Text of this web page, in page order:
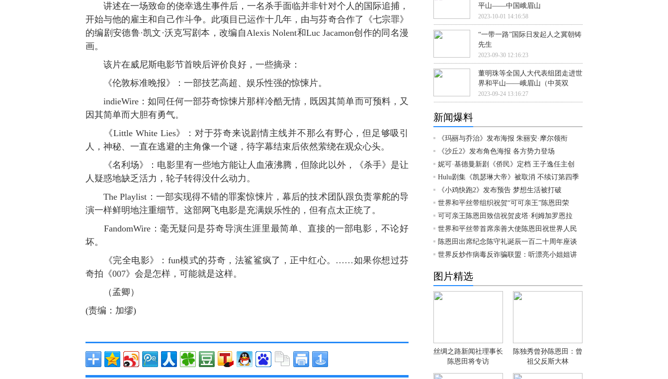
讲述在一场致命的侥幸逃生事件后，一名杀手面临并非针对个人的国际追捕，
开始与他的雇主和自己作斗争。此项目已运作十几年，由与芬奇合作了《七宗罪》
的编剧安德鲁·凯文·沃克写剧本，改编自Alexis Nolent和Luc Jacamon创作的同名漫
画。
该片在威尼斯电影节首映后评价良好，一些摘录：
《伦敦标准晚报》：一部技艺高超、娱乐性强的惊悚片。
indieWire：如同任何一部芬奇惊悚片那样冷酷无情，既因其简单而可预料，又
因其简单而大胆有勇气。
《Little White Lies》：对于芬奇来说剧情主线并不那么有野心，但足够吸引
人，神秘、一直在逃避的主角像一个谜，待字幕结束后依然萦绕在观众心头。
《名利场》：电影里有一些地方能让人血液沸腾，但除此以外，《杀手》是让
人疑惑地缺乏活力，轮子转得没什么动力。
The Playlist：一部实现得不错的罪案惊悚片，幕后的技术团队跟负责掌舵的导
演一样鲜明地注重细节。这部网飞电影是充满娱乐性的，但有点太正统了。
FandomWire：毫无疑问是芬奇导演生涯里最简单、直接的一部电影，不论好
坏。
《完全电影》：fun模式的芬奇，法鲨鲨疯了，正中红心。……如果你想过芬
奇拍《007》会是怎样，可能就是这样。
（孟卿）
(责编：加缪)
平山——中国峨眉山
2023-10-01 14:16:58
“一带一路”国际日发起人之冀朝铸
先生
2023-09-30 12:16:23
董明珠等全国人大代表组团走进世
界和平山——峨眉山（中英双
2023-09-24 13:16:27
新闻爆料
《玛丽与乔治》发布海报 朱丽安·摩尔领衔
《沙丘2》发布角色海报 各方势力登场
妮可·基德曼新剧《侨民》定档 王子逸任主创
Hulu剧集《凯瑟琳大帝》被取消 不续订第四季
《小鸡快跑2》发布预告 梦想生活被打破
世界和平丝带组织祝贺“可可亲王”陈恩田荣
可可亲王陈恩田致信祝贺皮塔·利姆加罗恩拉
世界和平丝带首席亲善大使陈恩田祝世界人民
陈恩田出席纪念陈守礼诞辰一百二十周年座谈
世界反炒作病毒反诈骗联盟：听漂亮小姐姐讲
图片精选
丝绸之路新闻社理事长
陈恩田将专访
陈独秀曾孙陈恩田：曾
祖父反斯大林